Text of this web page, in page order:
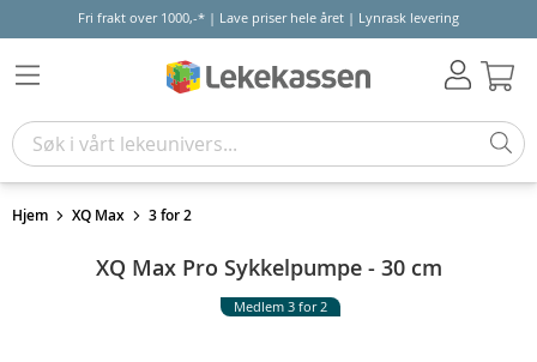
Fri frakt over 1000,-* | Lave priser hele året | Lynrask levering
Hjem XQ Max 3 for 2
XQ Max Pro Sykkelpumpe - 30 cm
Medlem 3 for 2